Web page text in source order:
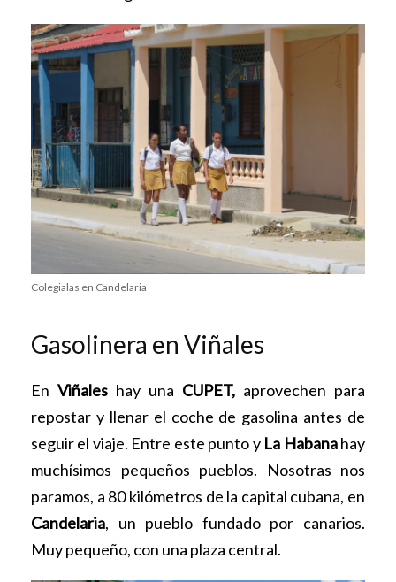
Colegialas en Candelaria
Gasolinera en Viñales
En Viñales hay una CUPET, aprovechen para
repostar y llenar el coche de gasolina antes de
seguir el viaje. Entre este punto y La Habanahay
muchísimos pequeños pueblos. Nosotras nos
paramos, a 80 kilómetros de la capital cubana, en
Candelaria, un pueblo fundado por canarios.
Muy pequeño, con una plaza central.